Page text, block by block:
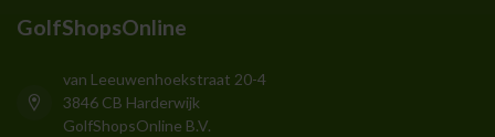
GolfShopsOnline
van Leeuwenhoekstraat 20-4
3846 CB Harderwijk
GolfShopsOnline B.V.